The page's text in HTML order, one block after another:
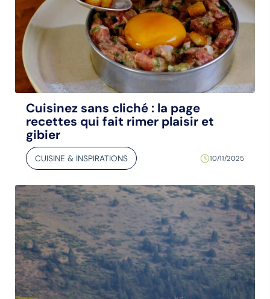
Cuisinez sans cliché : la page
recettes qui fait rimer plaisir et
gibier
CUISINE & INSPIRATIONS 10/11/2025